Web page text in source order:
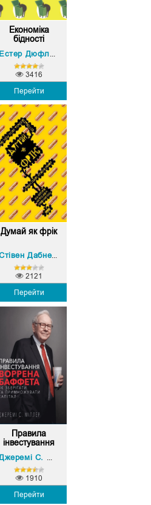
Економіка
бідності
Перейти
3416
Думай як фрік
Стівен Дабнер,
Перейти
2121
Правила
інвестування
Джеремі С. Міллер
Перейти
1910